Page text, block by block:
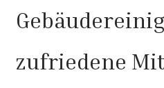
zufriedene